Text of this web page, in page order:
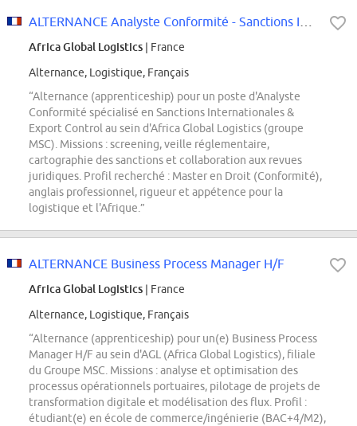
Africa Global Logistics | France
Alternance, Logistique, Français
“Alternance (apprenticeship) pour un poste d'Analyste
Conformité spécialisé en Sanctions Internationales &
Export Control au sein d'Africa Global Logistics (groupe
MSC). Missions : screening, veille réglementaire,
cartographie des sanctions et collaboration aux revues
juridiques. Profil recherché : Master en Droit (Conformité),
anglais professionnel, rigueur et appétence pour la
logistique et l'Afrique.”
ALTERNANCE Business Process Manager H/F
Africa Global Logistics | France
Alternance, Logistique, Français
“Alternance (apprenticeship) pour un(e) Business Process
Manager H/F au sein d'AGL (Africa Global Logistics), filiale
du Groupe MSC. Missions : analyse et optimisation des
processus opérationnels portuaires, pilotage de projets de
transformation digitale et modélisation des flux. Profil :
étudiant(e) en école de commerce/ingénierie (BAC+4/M2),